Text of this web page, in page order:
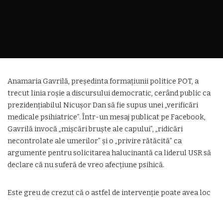
Anamaria Gavrilă, președinta formațiunii politice POT, a
trecut linia roșie a discursului democratic, cerând public ca
prezidențiabilul Nicușor Dan să fie supus unei „verificări
medicale psihiatrice”. Într-un mesaj publicat pe Facebook,
Gavrilă invocă „mișcări bruște ale capului”, „ridicări
necontrolate ale umerilor” și o „privire rătăcită” ca
argumente pentru solicitarea halucinantă ca liderul USR să
declare că nu suferă de vreo afecțiune psihică.
Este greu de crezut că o astfel de intervenție poate avea loc